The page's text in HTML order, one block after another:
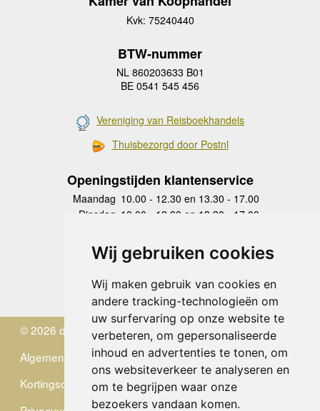
Wij gebruiken cookies
Wij maken gebruik van cookies en
andere tracking-technologieën om
uw surfervaring op onze website te
verbeteren, om gepersonaliseerde
inhoud en advertenties te tonen, om
ons websiteverkeer te analyseren en
om te begrijpen waar onze
bezoekers vandaan komen.
Kvk: 75240440
BTW-nummer
NL 860203633 B01
BE 0541 545 456
Vereniging van Reisboekhandels
Thuisbezorgd door Postnl
Openingstijden klantenservice
Maandag 10.00 - 12.30 en 13.30 - 17.00
Dinsdag 10.00 - 12.30 en 13.30 - 17.00
Donderdag
10.00 - 12.30 en 13.30 - 17.00
Vrijdag 10.00 - 12.30 en 13.30 - 17.00
Zaterdag
gesloten
Zondag
gesloten
© 2026 de Zwerver
Algemene Voorwaarden
Kortingscode